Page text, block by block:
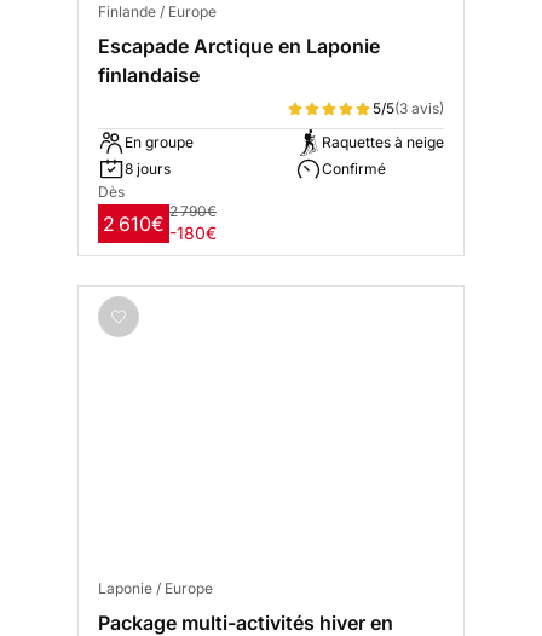
Finlande / Europe
Escapade Arctique en Laponie
finlandaise
5/5(3 avis)
En groupe
8 jours
Raquettes à neige
Confirmé
Dès
2 610€
2 790€
-180€
Laponie / Europe
Package multi-activités hiver en